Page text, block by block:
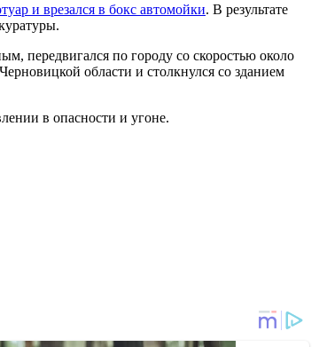
и врезался в бокс автомойки. В результате
передвигался по городу со скоростью около
области и столкнулся со зданием
в опасности и угоне.